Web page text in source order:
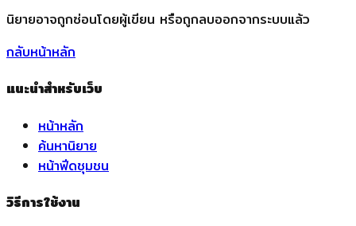
นิยายอาจถูกซ่อนโดยผู้เขียน หรือถูกลบออกจากระบบแล้ว
กลับหน้าหลัก
แนะนำสำหรับเว็บ
หน้าหลัก
ค้นหานิยาย
หน้าฟีดชุมชน
วิธีการใช้งาน